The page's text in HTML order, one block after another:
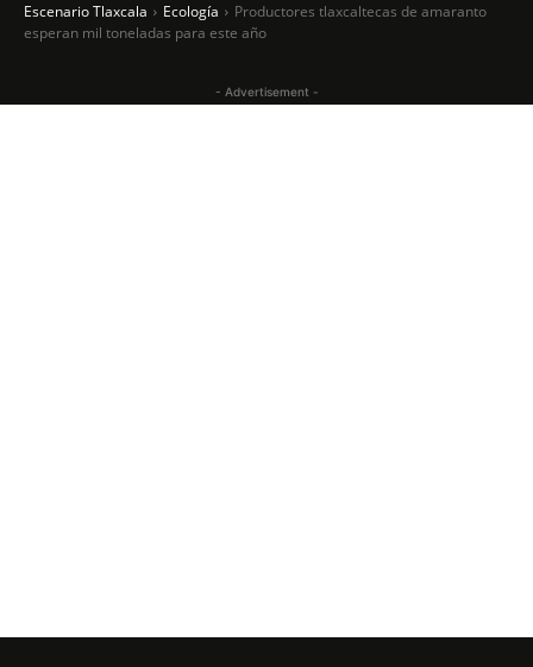
Escenario Tlaxcala Ecología
Productores tlaxcaltecas de amaranto
esperan mil toneladas para este año
- Advertisement -